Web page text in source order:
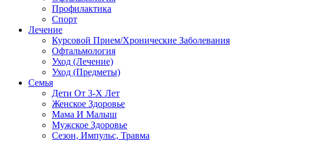
Профилактика
Спорт
Лечение
Курсовой Прием/Хронические Заболевания
Офтальмология
Уход (Лечение)
Уход (Предметы)
Семья
Дети От 3-Х Лет
Женское Здоровье
Мама И Малыш
Мужское Здоровье
Сезон, Импульс, Травма